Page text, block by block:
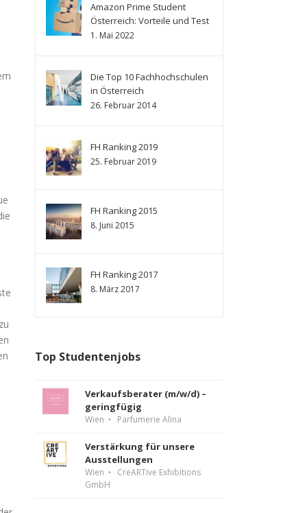
Amazon Prime Student
Österreich: Vorteile und Test
1. Mai 2022
Die Top 10 Fachhochschulen
in Österreich
26. Februar 2014
FH Ranking 2019
25. Februar 2019
FH Ranking 2015
8. Juni 2015
FH Ranking 2017
8. März 2017
Top Studentenjobs
Verkaufsberater (m/w/d) –
geringfügig
Wien Parfumerie Alina
Verstärkung für unsere
Ausstellungen
Wien
CreARTive Exhibitions
GmbH